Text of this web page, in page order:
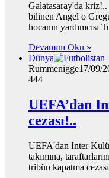
Galatasaray'da
bilinen Angel o
hocanın yardımcısı
Devamını Oku »
Dünya
Rummenigge17/09/
444
UEFA’dan
cezası!..
UEFA'dan Inter
takımına,
tribün kapatma